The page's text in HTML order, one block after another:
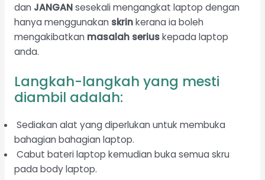
dan JANGANsesekali mengangkat laptop dengan
hanya menggunakan skrinkerana ia boleh
mengakibatkan masalah seriuskepada laptop
anda.
Langkah-langkah yang mesti
diambil adalah:
Sediakan alat yang diperlukan untuk membuka
bahagian bahagian laptop.
Cabut bateri laptop kemudian buka semua skru
pada body laptop.